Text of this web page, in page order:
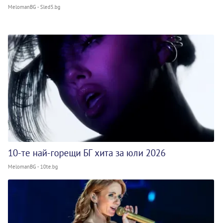
MelomanBG - Sled5.bg
10-те най-горещи БГ хита за юли 2026
MelomanBG - 10te.bg